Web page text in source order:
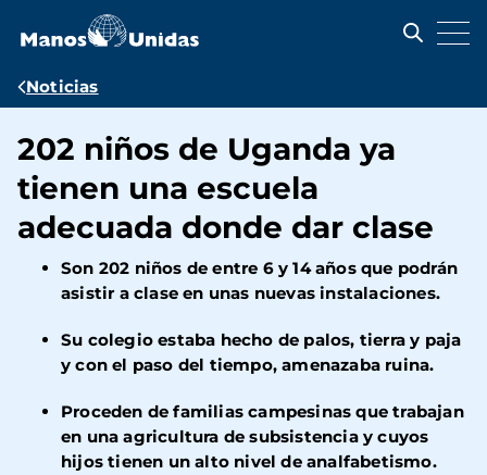
contenido
Ruta
navegación
Noticias
202 niños de Uganda ya
tienen una escuela
adecuada donde dar clase
Son 202 niños de entre 6 y 14 años que podrán
asistir a clase en unas nuevas instalaciones.
Su colegio estaba hecho de palos, tierra y paja
y con el paso del tiempo, amenazaba ruina.
Proceden de familias campesinas que trabajan
en una agricultura de subsistencia y cuyos
hijos tienen un alto nivel de analfabetismo.